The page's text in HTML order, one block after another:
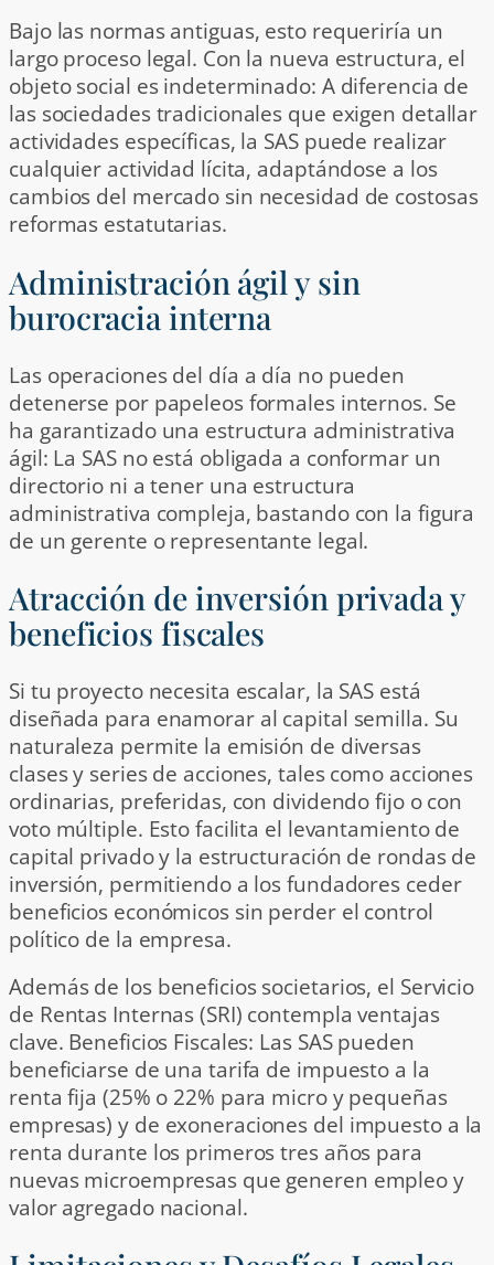
Bajo las normas antiguas, esto requeriría un
largo proceso legal. Con la nueva estructura, el
objeto social es indeterminado: A diferencia de
las sociedades tradicionales que exigen detallar
actividades específicas, la SAS puede realizar
cualquier actividad lícita, adaptándose a los
cambios del mercado sin necesidad de costosas
reformas estatutarias.
Administración ágil y sin
burocracia interna
Las operaciones del día a día no pueden
detenerse por papeleos formales internos. Se
ha garantizado una estructura administrativa
ágil: La SAS no está obligada a conformar un
directorio ni a tener una estructura
administrativa compleja, bastando con la figura
de un gerente o representante legal.
Atracción de inversión privada y
beneficios fiscales
Si tu proyecto necesita escalar, la SAS está
diseñada para enamorar al capital semilla. Su
naturaleza permite la emisión de diversas
clases y series de acciones, tales como acciones
ordinarias, preferidas, con dividendo fijo o con
voto múltiple. Esto facilita el levantamiento de
capital privado y la estructuración de rondas de
inversión, permitiendo a los fundadores ceder
beneficios económicos sin perder el control
político de la empresa.
Además de los beneficios societarios, el Servicio
de Rentas Internas (SRI) contempla ventajas
clave. Beneficios Fiscales: Las SAS pueden
beneficiarse de una tarifa de impuesto a la
renta fija (25% o 22% para micro y pequeñas
empresas) y de exoneraciones del impuesto a la
renta durante los primeros tres años para
nuevas microempresas que generen empleo y
valor agregado nacional.